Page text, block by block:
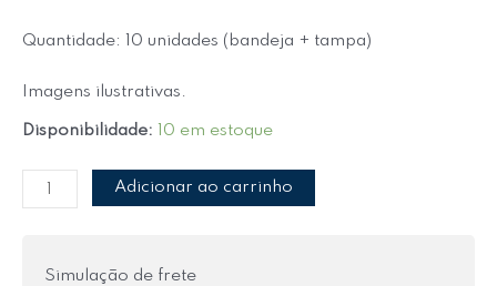
Quantidade: 10 unidades (bandeja + tampa)
Imagens ilustrativas.
Disponibilidade: 10 em estoque
Adicionar ao carrinho
Simulação de frete